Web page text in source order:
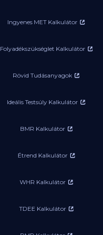
Ingyenes MET Kalkulátor
Folyadékszükséglet Kalkulátor
Rövid Tudásanyagok
Ideális Testsúly Kalkulátor
BMR Kalkulátor
Étrend Kalkulátor
WHR Kalkulátor
TDEE Kalkulátor